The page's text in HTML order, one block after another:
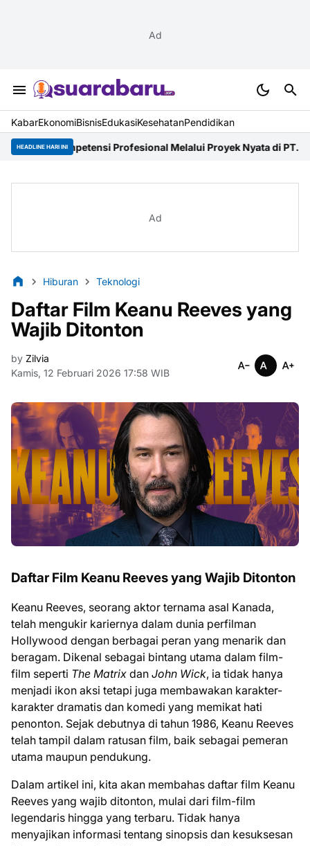
Ad
KabarEkonomiBisnisEdukasiKesehatanPendidikan
HEADLINE HARI INI
Profesional Melalui Proyek Nyata di PT. EDRA Arsitek
Ad
Hiburan Teknologi
Daftar Film Keanu Reeves yang
Wajib Ditonton
by Zilvia
Kamis, 12 Februari 2026 17:58 WIB
Daftar Film Keanu Reeves yang Wajib Ditonton
Keanu Reeves, seorang aktor ternama asal Kanada,
telah mengukir kariernya dalam dunia perfilman
Hollywood dengan berbagai peran yang menarik dan
beragam. Dikenal sebagai bintang utama dalam film-
film seperti The Matrix dan John Wick, ia tidak hanya
menjadi ikon aksi tetapi juga membawakan karakter-
karakter dramatis dan komedi yang memikat hati
penonton. Sejak debutnya di tahun 1986, Keanu Reeves
telah tampil dalam ratusan film, baik sebagai pemeran
utama maupun pendukung.
Dalam artikel ini, kita akan membahas daftar film Keanu
Reeves yang wajib ditonton, mulai dari film-film
legendaris hingga yang terbaru. Tidak hanya
menyajikan informasi tentang sinopsis dan kesuksesan